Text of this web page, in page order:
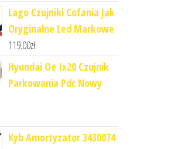
Lago Czujniki Cofania Jak
Oryginalne Led Markowe
119.00zł
Hyundai Oe Ix20 Czujnik
Parkowania Pdc Nowy
Kyb Amortyzator 3430074